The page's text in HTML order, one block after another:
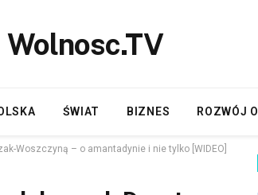
Wolnosc.TV
ŚWIAT BIZNES ROZWÓJ
Woszczyną – o amantadynie i nie tylko [WIDEO]